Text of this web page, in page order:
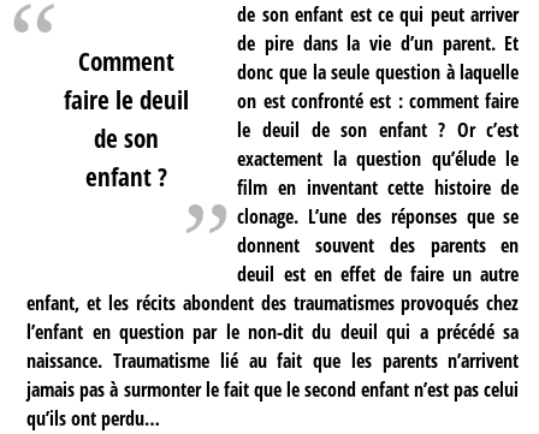
Comment
faire le deuil
de son
enfant ?
de son enfant est ce qui peut arriver
de pire dans la vie d’un parent. Et
donc que la seule question à laquelle
on est confronté est : comment faire
le deuil de son enfant ? Or c’est
exactement la question qu’élude le
film en inventant cette histoire de
clonage. L’une des réponses que se
donnent souvent des parents en
deuil est en effet de faire un autre
enfant, et les récits abondent des traumatismes provoqués chez
l’enfant en question par le non-dit du deuil qui a précédé sa
naissance. Traumatisme lié au fait que les parents n’arrivent
jamais pas à surmonter le fait que le second enfant n’est pas celui
qu’ils ont perdu…